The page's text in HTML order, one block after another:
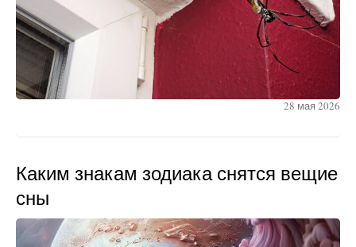
28 мая 2026
Каким знакам зодиака снятся вещие
сны